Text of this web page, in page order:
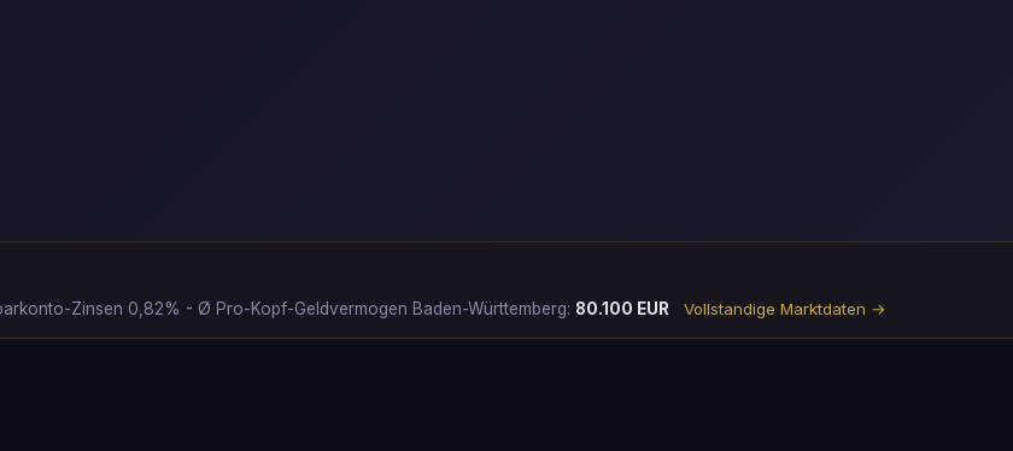
Zinsen 0,82% - Ø Pro-Kopf-Geldvermogen Baden-Württemberg: 80.100 EUR Vollstandige Marktdaten →